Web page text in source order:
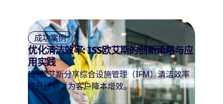
成功案例
优化清洁效率: ISS欧艾斯的创新策略与应
用实践
ISS欧艾斯分享综合设施管理（IFM）清洁效率
提升经验，为客户降本增效。